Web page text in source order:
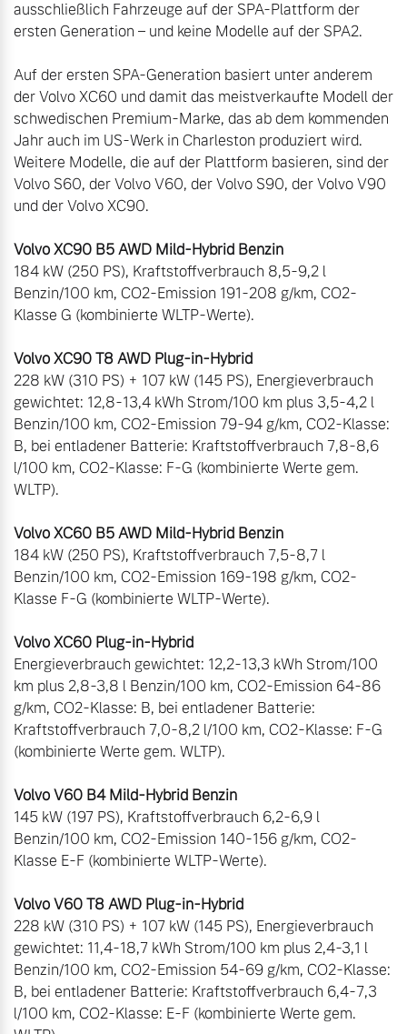
ausschließlich Fahrzeuge auf der SPA-Plattform der
ersten Generation – und keine Modelle auf der SPA2.
Auf der ersten SPA-Generation basiert unter anderem
der Volvo XC60 und damit das meistverkaufte Modell der
schwedischen Premium-Marke, das ab dem kommenden
Jahr auch im US-Werk in Charleston produziert wird.
Weitere Modelle, die auf der Plattform basieren, sind der
Volvo S60, der Volvo V60, der Volvo S90, der Volvo V90
und der Volvo XC90.
Volvo XC90 B5 AWD Mild-Hybrid Benzin
184 kW (250 PS), Kraftstoffverbrauch 8,5-9,2 l
Benzin/100 km, CO2-Emission 191-208 g/km, CO2-
Volvo XC90 T8 AWD Plug-in-Hybrid
228 kW (310 PS) + 107 kW (145 PS), Energieverbrauch
gewichtet: 12,8-13,4 kWh Strom/100 km plus 3,5-4,2 l
Benzin/100 km, CO2-Emission 79-94 g/km, CO2-Klasse:
B, bei entladener Batterie: Kraftstoffverbrauch 7,8-8,6
l/100 km, CO2-Klasse: F-G (kombinierte Werte gem.
WLTP).
Volvo XC60 B5 AWD Mild-Hybrid Benzin
184 kW (250 PS), Kraftstoffverbrauch 7,5-8,7 l
Benzin/100 km, CO2-Emission 169-198 g/km, CO2-
Klasse F-G (kombinierte WLTP-Werte).
Volvo XC60 Plug-in-Hybrid
Energieverbrauch gewichtet: 12,2-13,3 kWh Strom/100
km plus 2,8-3,8 l Benzin/100 km, CO2-Emission 64-86
g/km, CO2-Klasse: B, bei entladener Batterie:
Kraftstoffverbrauch 7,0-8,2 l/100 km, CO2-Klasse: F-G
(kombinierte Werte gem. WLTP).
Volvo V60 B4 Mild-Hybrid Benzin
145 kW (197 PS), Kraftstoffverbrauch 6,2-6,9 l
Benzin/100 km, CO2-Emission 140-156 g/km, CO2-
Volvo V60 T8 AWD Plug-in-Hybrid
228 kW (310 PS) + 107 kW (145 PS), Energieverbrauch
gewichtet: 11,4-18,7 kWh Strom/100 km plus 2,4-3,1 l
Benzin/100 km, CO2-Emission 54-69 g/km, CO2-Klasse:
B, bei entladener Batterie: Kraftstoffverbrauch 6,4-7,3
l/100 km, CO2-Klasse: E-F (kombinierte Werte gem.